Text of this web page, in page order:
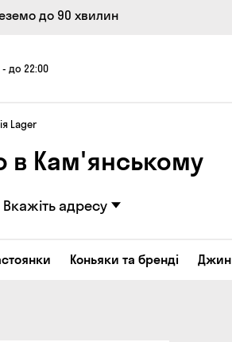
до 90 хвилин
- до 22:00
Lager
в Кам'янському
Вкажіть адресу
Коньяки та бренді Джин